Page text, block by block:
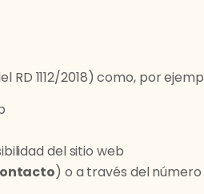
1112/2018) como, por
del sitio web
) o a través del